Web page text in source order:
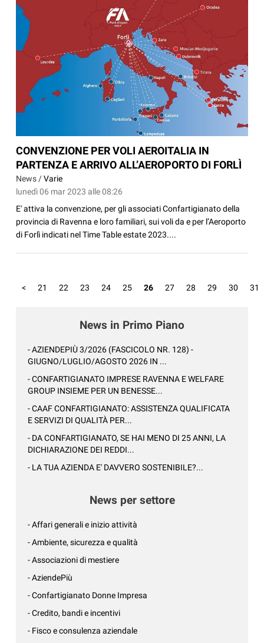
CONVENZIONE PER VOLI AEROITALIA IN
PARTENZA E ARRIVO ALL’AEROPORTO DI FORLÌ
News /Varie
lunedì 06 mar 2023 alle 08:26
E' attiva la convenzione, per gli associati Confartigianato della
provincia di Ravenna e loro familiari, sui voli da e per l’Aeroporto
di Forlì indicati nel Time Table estate 2023....
< 21 22 23 24 25 26 27 28 29 30 31
News in Primo Piano
- AZIENDEPIÙ 3/2026 (FASCICOLO NR. 128) -
GIUGNO/LUGLIO/AGOSTO 2026 IN ...
- CONFARTIGIANATO IMPRESE RAVENNA E WELFARE
GROUP INSIEME PER UN BENESSE...
- CAAF CONFARTIGIANATO: ASSISTENZA QUALIFICATA
E SERVIZI DI QUALITÀ PER...
- DA CONFARTIGIANATO, SE HAI MENO DI 25 ANNI, LA
DICHIARAZIONE DEI REDDI...
- LA TUA AZIENDA E' DAVVERO SOSTENIBILE?...
News per settore
- Affari generali e inizio attività
- Ambiente, sicurezza e qualità
- Associazioni di mestiere
- AziendePiù
- Confartigianato Donne Impresa
- Credito, bandi e incentivi
- Fisco e consulenza aziendale